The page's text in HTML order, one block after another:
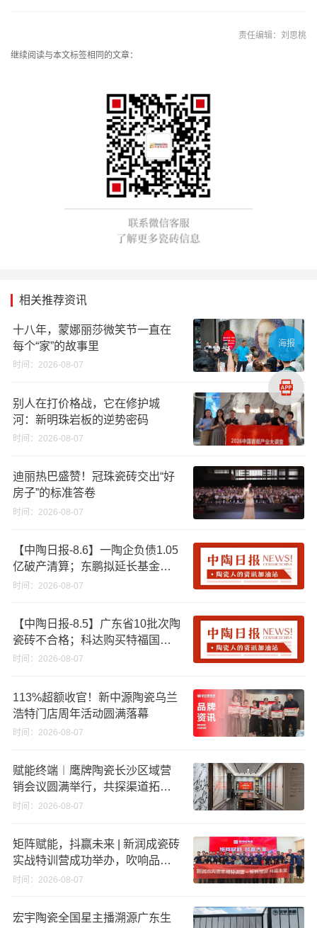
责任编辑：刘思桃
继续阅读与本文标签相同的文章：
相关推荐资讯
十八年，蒙娜丽莎微笑节一直在
每个“家”的故事里
时间：2026-08-07
别人在打价格战，它在修护城
河：新明珠岩板的逆势密码
时间：2026-08-07
迪丽热巴盛赞！冠珠瓷砖交出“好
房子”的标准答卷
时间：2026-08-07
【中陶日报-8.6】一陶企负债1.05
亿破产清算；东鹏拟延长基金投
资期限；工信部开展建陶行业能
时间：2026-08-07
【中陶日报-8.5】广东省10批次陶
瓷砖不合格；科达购买特福国际
股份申请未通过；蒙娜丽莎5千万
破18亿元
时间：2026-08-07
113%超额收官！新中源陶瓷乌兰
浩特门店周年活动圆满落幕
时间：2026-08-07
赋能终端︱鹰牌陶瓷长沙区域营
销会议圆满举行，共探渠道拓展
与门店升级新路径
时间：2026-08-07
矩阵赋能，抖赢未来 | 新润成瓷砖
实战特训营成功举办，吹响品牌
秋季营销冲锋号！
时间：2026-08-07
宏宇陶瓷全国星主播溯源广东生
海报